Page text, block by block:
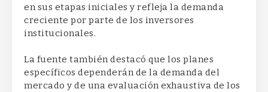
en sus etapas iniciales y refleja la demanda
creciente por parte de los inversores
institucionales.
La fuente también destacó que los planes
específicos dependerán de la demanda del
mercado y de una evaluación exhaustiva de los